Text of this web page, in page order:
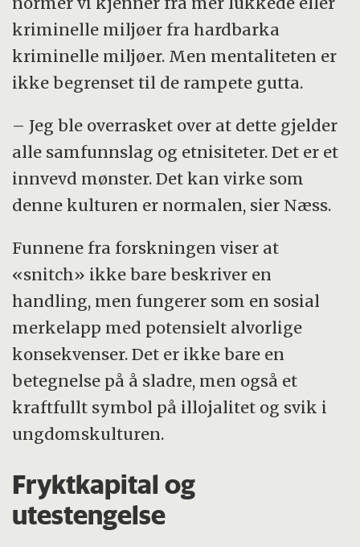
kriminelle miljøer fra hardbarka
kriminelle miljøer. Men mentaliteten er
ikke begrenset til de rampete gutta.
– Jeg ble overrasket over at dette gjelder
alle samfunnslag og etnisiteter. Det er et
innvevd mønster. Det kan virke som
denne kulturen er normalen, sier Næss.
Funnene fra forskningen viser at
«snitch» ikke bare beskriver en
handling, men fungerer som en sosial
merkelapp med potensielt alvorlige
konsekvenser. Det er ikke bare en
betegnelse på å sladre, men også et
kraftfullt symbol på illojalitet og svik i
ungdomskulturen.
Fryktkapital og
utestengelse